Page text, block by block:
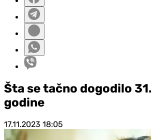
Šta se tačno dogodilo
godine
17.11.2023 18:05